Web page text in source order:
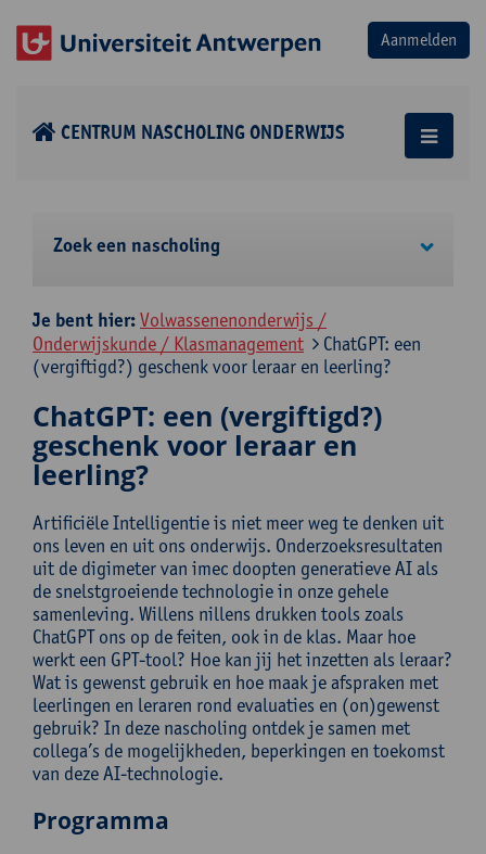
CENTRUM NASCHOLING ONDERWIJS
Zoek een nascholing
Je bent hier:Volwassenenonderwijs /
Onderwijskunde / Klasmanagement
ChatGPT: een
(vergiftigd?) geschenk voor leraar en leerling?
ChatGPT: een (vergiftigd?)
geschenk voor leraar en
leerling?
Artificiële Intelligentie is niet meer weg te denken uit
ons leven en uit ons onderwijs. Onderzoeksresultaten
uit de digimeter van imec doopten generatieve AI als
de snelstgroeiende technologie in onze gehele
samenleving. Willens nillens drukken tools zoals
ChatGPT ons op de feiten, ook in de klas. Maar hoe
werkt een GPT-tool? Hoe kan jij het inzetten als leraar?
Wat is gewenst gebruik en hoe maak je afspraken met
leerlingen en leraren rond evaluaties en (on)gewenst
gebruik? In deze nascholing ontdek je samen met
collega’s de mogelijkheden, beperkingen en toekomst
van deze AI-technologie.
Programma